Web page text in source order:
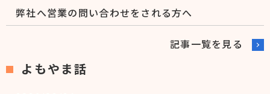
リフォーム詐欺にご注意を！！
スタッフ募集します。
弊社へ営業の問い合わせをされる方へ
誰にでも手に入る夢の住まい 第421回 『市長に
思う。。。雑感と笑えない話』
記事一覧を見る
よもやま話